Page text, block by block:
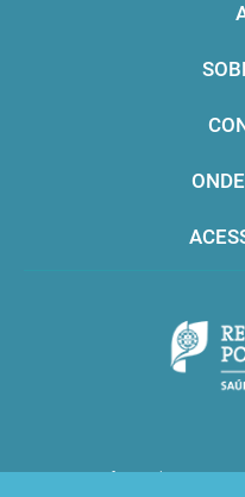
Infarmed © 2016.